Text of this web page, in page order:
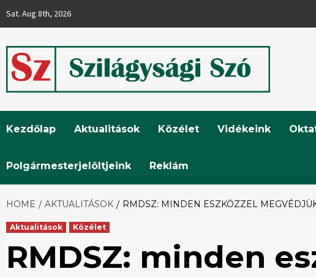
Sat. Aug 8th, 2026
Szilágysági
Szó
Kezdőlap Aktualitások Közélet Vidékeink
Polgármesterjelöltjeink Reklám
HOME AKTUALITÁSOK RMDSZ: MINDEN ESZKÖZZEL
Aktualitások Közélet
RMDSZ: minden